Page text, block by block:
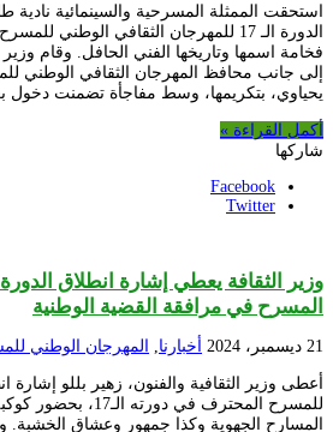
استحقت الممثلة المسرحية والسينمائية نادية
الدورة الـ 17 للمهرجان الثقافي
فخامة اسمها وتاريخها الفني الحافل. وقام وزير
إلى جانب محافظ المهرجان الثقافي الوطني
يحياوي، بتكريمها، وسط مفاجأة تضمنت دخول
أكمل القراءة »
شاركها
Facebook
Twitter
المسرح في مرافقة القضية الوطنية
21 ديسمبر، 2024 أخبارنا, المهرجان الوطني
أعطى وزير الثقافية والفنون، زهير بللو إشارة
للمسرح المحترف في
المسارح الجهوية وكذا جمهور وعشاق الخشبة.